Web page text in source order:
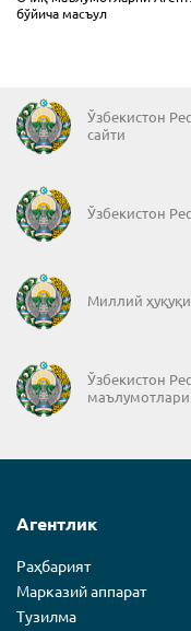
бўйича масъул
Ўзбекистон
сайти
Ўзбекистон
Миллий
Ўзбекистон
Агентлик
Раҳбарият
Марказий аппарат
Тузилма